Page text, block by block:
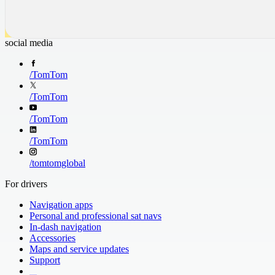
social media
/TomTom
/TomTom
/TomTom
/TomTom
/tomtomglobal
For drivers
Navigation apps
Personal and professional sat navs
In-dash navigation
Accessories
Maps and service updates
Support